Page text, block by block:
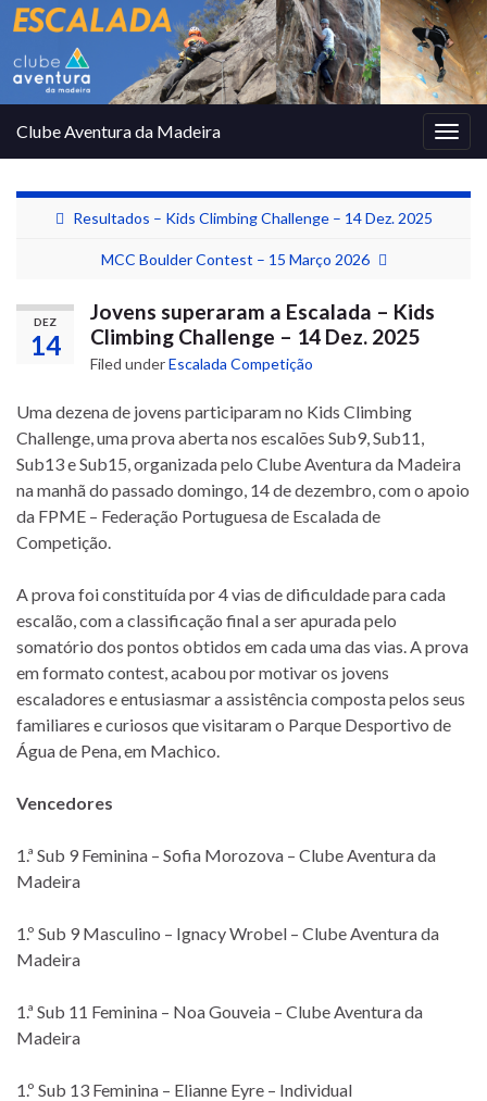
Clube Aventura da Madeira
Resultados – Kids Climbing Challenge – 14 Dez. 2025
MCC Boulder Contest – 15 Março 2026
DEZ
14
Jovens superaram a Escalada – Kids
Climbing Challenge – 14 Dez. 2025
Filed underEscalada Competição
Uma dezena de jovens participaram no Kids Climbing
Challenge, uma prova aberta nos escalões Sub9, Sub11,
Sub13 e Sub15, organizada pelo Clube Aventura da Madeira
na manhã do passado domingo, 14 de dezembro, com o apoio
da FPME – Federação Portuguesa de Escalada de
Competição.
A prova foi constituída por 4 vias de dificuldade para cada
escalão, com a classificação final a ser apurada pelo
somatório dos pontos obtidos em cada uma das vias. A prova
em formato contest, acabou por motivar os jovens
escaladores e entusiasmar a assistência composta pelos seus
familiares e curiosos que visitaram o Parque Desportivo de
Água de Pena, em Machico.
Vencedores
1.ª Sub 9 Feminina – Sofia Morozova – Clube Aventura da
Madeira
1.º Sub 9 Masculino – Ignacy Wrobel – Clube Aventura da
Madeira
1.ª Sub 11 Feminina – Noa Gouveia – Clube Aventura da
Madeira
1.º Sub 13 Feminina – Elianne Eyre – Individual